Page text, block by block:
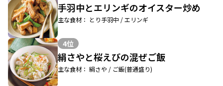
手羽中とエリンギのオイスター炒め
主な食材： とり手羽中 / エリンギ
4位
絹さやと桜えびの混ぜご飯
主な食材： 絹さや / ご飯(普通盛り)